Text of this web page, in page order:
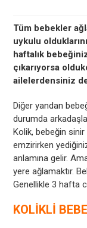
Tüm bebekler
uykulu
haftalık
çıkarıyorsa
ailelerdensiniz
Diğer yandan
durumda
Kolik, bebeğin
emzirirken
anlamına gelir.
yere ağlamaktır.
Genellikle 3 hafta
KOLİKLİ